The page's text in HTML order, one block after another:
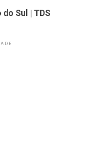
do Sul | TDS